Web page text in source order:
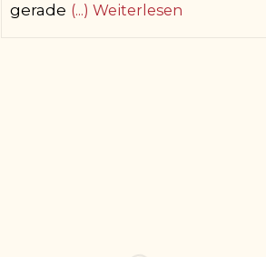
gerade (...) Weiterlesen